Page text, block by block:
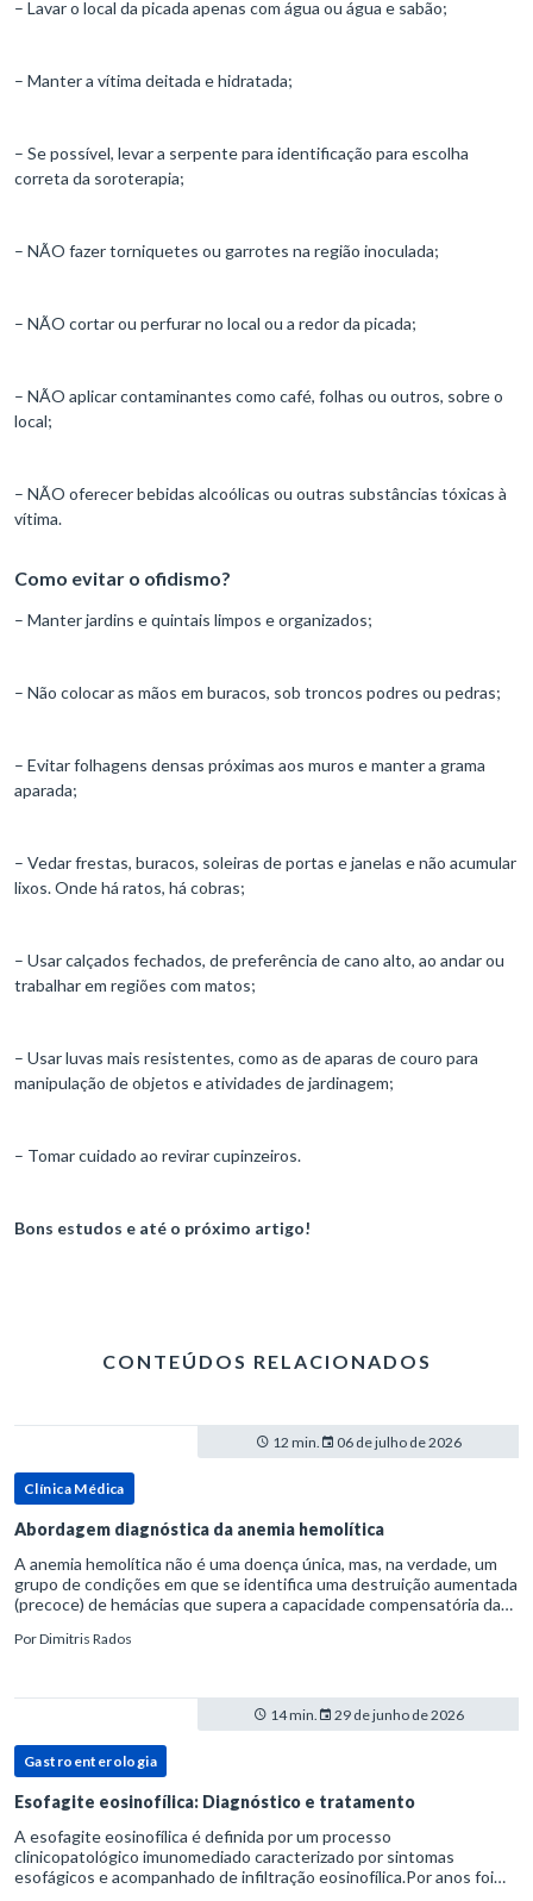
– Lavar o local da picada apenas com água ou água e sabão;
– Manter a vítima deitada e hidratada;
– Se possível, levar a serpente para identificação para escolha
correta da soroterapia;
– NÃO fazer torniquetes ou garrotes na região inoculada;
– NÃO cortar ou perfurar no local ou a redor da picada;
– NÃO aplicar contaminantes como café, folhas ou outros, sobre o
local;
– NÃO oferecer bebidas alcoólicas ou outras substâncias tóxicas à
vítima.
Como evitar o ofidismo?
– Manter jardins e quintais limpos e organizados;
– Não colocar as mãos em buracos, sob troncos podres ou pedras;
– Evitar folhagens densas próximas aos muros e manter a grama
aparada;
– Vedar frestas, buracos, soleiras de portas e janelas e não acumular
lixos. Onde há ratos, há cobras;
– Usar calçados fechados, de preferência de cano alto, ao andar ou
trabalhar em regiões com matos;
– Usar luvas mais resistentes, como as de aparas de couro para
manipulação de objetos e atividades de jardinagem;
– Tomar cuidado ao revirar cupinzeiros.
Bons estudos e até o próximo artigo!
CONTEÚDOS RELACIONADOS
12 min. 06 de julho de 2026
Clínica Médica
Abordagem diagnóstica da anemia hemolítica
A anemia hemolítica não é uma doença única, mas, na verdade, um
grupo de condições em que se identifica uma destruição aumentada
(precoce) de hemácias que supera a capacidade compensatória da
PorDimitris Rados
14 min. 29 de junho de 2026
Gastroenterologia
Esofagite eosinofílica: Diagnóstico e tratamento
A esofagite eosinofílica é definida por um processo
clinicopatológico imunomediado caracterizado por sintomas
esofágicos e acompanhado de infiltração eosinofílica.Por anos foi